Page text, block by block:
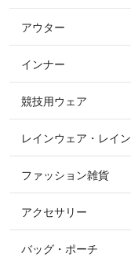
フルグリップ・尻
ニーグリップ・膝
すべてのトップス
ポロシャツ
カットソー・Tシ
パーカー・トレー
ニット・セーター
アウター
すべてのアウター
コート
ジャケット・ブル
その他 アウター
インナー
競技用ウェア
すべての競技用ウ
ショージャケット
ショーシャツ
レインウェア・レイ
ファッション雑貨
すべてのファッシ
ソックス
アクセサリー
すべてのアクセサ
バッグ・ポーチ